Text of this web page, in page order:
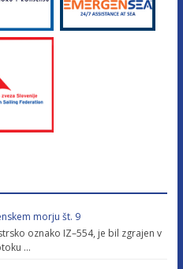
morju št. 9
oznako IZ–554, je bil zgrajen v
…